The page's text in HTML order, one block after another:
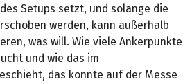
Setups setzt, und solange die
werden, kann außerhalb
was will. Wie viele Ankerpunkte
und wie das im
das konnte auf der Messe